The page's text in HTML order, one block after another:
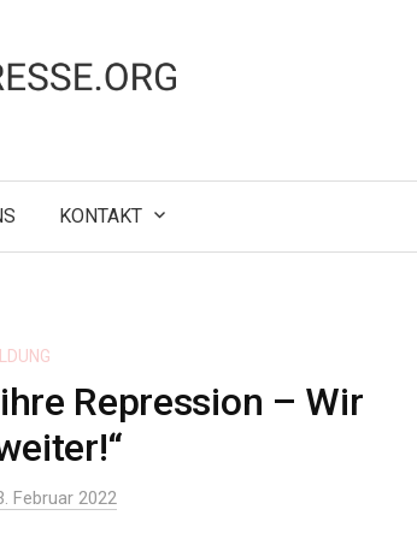
KONTAKT
Repression – Wir
Februar 2022